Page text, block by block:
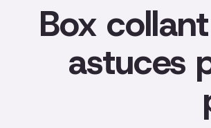
Box
astuces